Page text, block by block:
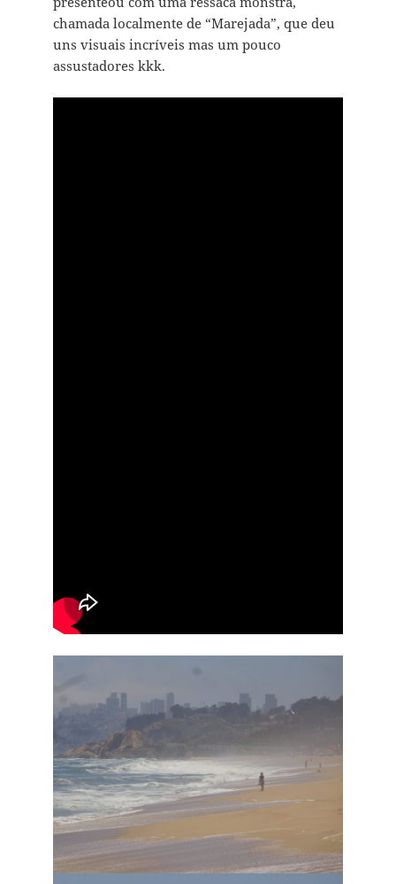
chamada localmente de “Marejada”, que deu
uns visuais incríveis mas um pouco
assustadores kkk.